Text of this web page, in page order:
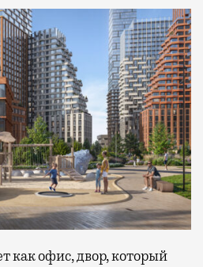
как офис, двор, который